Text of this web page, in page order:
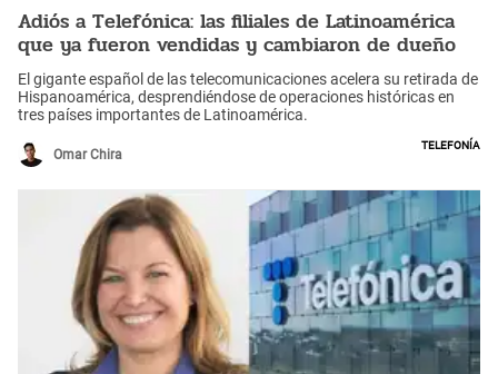
Adiós a Telefónica: las filiales de Latinoamérica
que ya fueron vendidas y cambiaron de dueño
El gigante español de las telecomunicaciones acelera su retirada de
Hispanoamérica, desprendiéndose de operaciones históricas en
tres países importantes de Latinoamérica.
Omar Chira
Telefonía